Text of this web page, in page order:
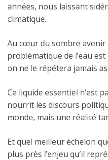
années, nous laissant
climatique.
Au cœur du sombre avenir
problématique de l’eau
on ne le répétera jamais
Ce liquide essentiel n’est
nourrit les discours
monde, mais une réalité
Et quel meilleur échelon
plus près l’enjeu qu’il